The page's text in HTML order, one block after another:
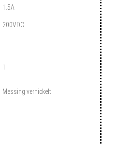
1.5A
200VDC
1
Messing vernickelt